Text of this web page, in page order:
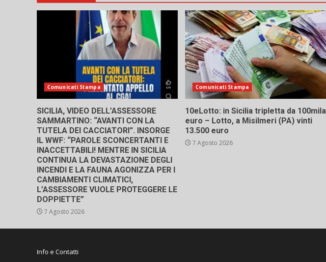
Comunicati Stampa
SICILIA, VIDEO DELL’ASSESSORE
SAMMARTINO: “AVANTI CON LA
TUTELA DEI CACCIATORI”. INSORGE
IL WWF: “PAROLE SCONCERTANTI E
INACCETTABILI! MENTRE IN SICILIA
CONTINUA LA DEVASTAZIONE DEGLI
INCENDI E LA FAUNA AGONIZZA PER I
CAMBIAMENTI CLIMATICI,
L’ASSESSORE VUOLE PROTEGGERE LE
DOPPIETTE”
7 Agosto 2026
Comunicati Stampa
10eLotto: in Sicilia tripletta da 100mila
euro – Lotto, a Misilmeri (PA) vinti
13.500 euro
7 Agosto 2026
Info e Contatti